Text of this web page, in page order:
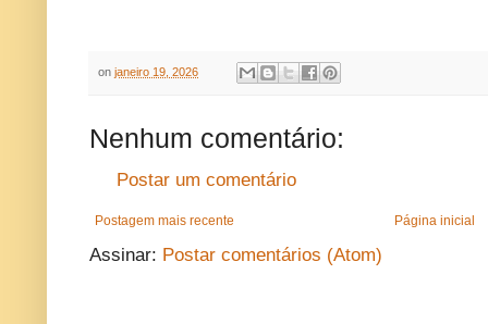
onjaneiro 19, 2026
Nenhum comentário:
Postar um comentário
Postagem mais recente Página inicial
Assinar: Postar comentários (Atom)